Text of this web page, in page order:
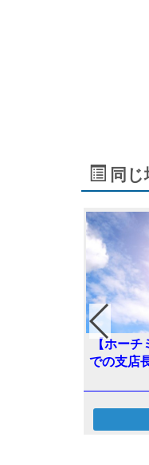
同
【ホー
での支店